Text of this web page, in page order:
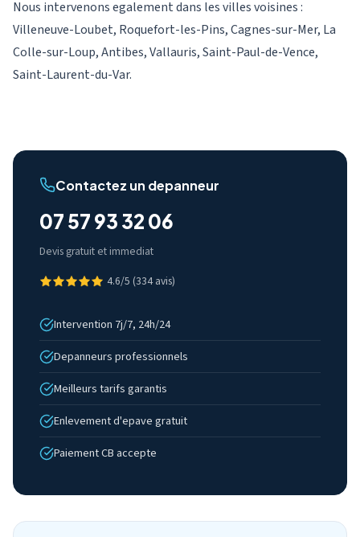
Nous intervenons egalement dans les villes voisines :
Villeneuve-Loubet, Roquefort-les-Pins, Cagnes-sur-Mer, La
Colle-sur-Loup, Antibes, Vallauris, Saint-Paul-de-Vence,
Saint-Laurent-du-Var.
Contactez un depanneur
07 57 93 32 06
Devis gratuit et immediat
4.6/5 (334 avis)
Intervention 7j/7, 24h/24
Depanneurs professionnels
Meilleurs tarifs garantis
Enlevement d'epave gratuit
Paiement CB accepte